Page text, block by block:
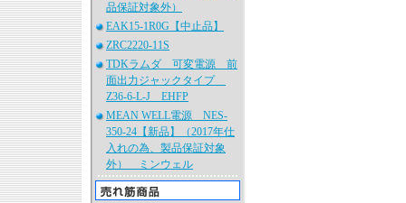
品保証対象外）
EAK15-1R0G【中止品】
ZRC2220-11S
TDKラムダ 可変電源 前
面出力ジャックタイプ
Z36-6-L-J EHFP
MEAN WELL電源 NES-
350-24【新品】（2017年仕
入れの為、製品保証対象
外） ミンウェル